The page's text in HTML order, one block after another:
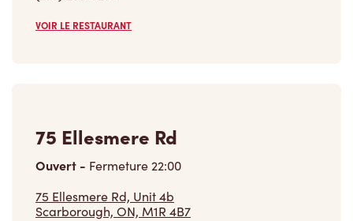
VOIR LE RESTAURANT
75 Ellesmere Rd
Ouvert - Fermeture22:00
75 Ellesmere Rd, Unit 4b
Scarborough, ON, M1R 4B7